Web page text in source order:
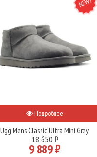
Подробнее
Ugg Mens Classic Ultra Mini Grey
18 650 ₽
9 889 ₽